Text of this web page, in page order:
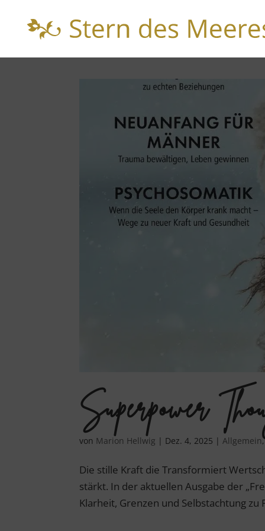
Superpower
von Marion Hellwig | Dez. 4, 2025 | Allgemein
Die stille Kraft die Transformiert
stärkt. In der aktuellen Ausgabe der
Klarheit, Grenzen und Selbstachtung zu